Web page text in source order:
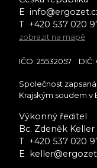
E
T +420 537 020
zobrazit na mapě
IČO: 25532057 DIČ:
Společnost
Krajským soudem v
Výkonný ředitel
Bc. Zdeněk Keller
T +420 537 020
E